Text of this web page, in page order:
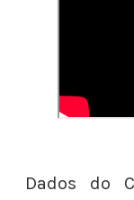
Dados do